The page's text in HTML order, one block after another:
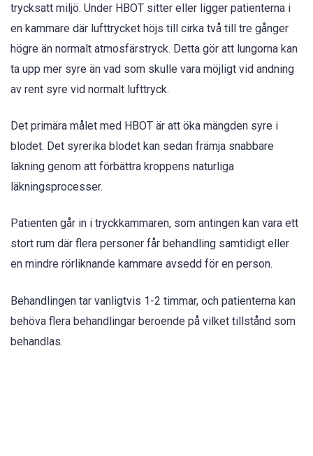
trycksatt miljö. Under HBOT sitter eller ligger patienterna i
en kammare där lufttrycket höjs till cirka två till tre gånger
högre än normalt atmosfärstryck. Detta gör att lungorna kan
ta upp mer syre än vad som skulle vara möjligt vid andning
av rent syre vid normalt lufttryck.
Det primära målet med HBOT är att öka mängden syre i
blodet. Det syrerika blodet kan sedan främja snabbare
läkning genom att förbättra kroppens naturliga
läkningsprocesser.
Patienten går in i tryckkammaren, som antingen kan vara ett
stort rum där flera personer får behandling samtidigt eller
en mindre rörliknande kammare avsedd för en person.
Behandlingen tar vanligtvis 1-2 timmar, och patienterna kan
behöva flera behandlingar beroende på vilket tillstånd som
behandlas.